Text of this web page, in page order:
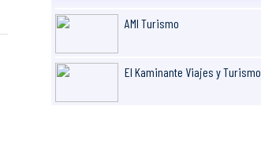
AMI Turismo
El Kaminante Viajes y Turismo